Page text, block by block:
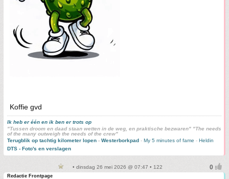
Koffie gvd
Ik heb er één en ik ben er trots op
"Tussen droom en daad staan wetten in de weg, en praktische bezwaren" "The needs
of the many outweigh the needs of the crew"
Terugblik op tachtig kilometer lopen - Westerborkpad - My 5 minutes of fame - Heldin
DTS - Foto's en verslagen
• dinsdag 26 mei 2026 @ 07:47 • 122
Redactie Frontpage